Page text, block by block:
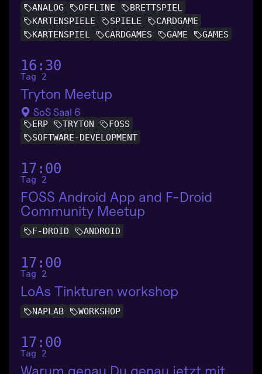
ANALOG OFFLINE
BRETTSPIEL
KARTENSPIELE
SPIELE
CARDGAME
KARTENSPIEL
CARDGAMES GAME GAMES
16:30
Tag 2
Tryton Meetup
SoS Saal 6
ERP TRYTON
FOSS
SOFTWARE-DEVELOPMENT
17:00
Tag 2
FOSS Android App and F-Droid
Community Meetup
F-DROID ANDROID
17:00
Tag 2
LoAs Tinkturen workshop
NAPLAB WORKSHOP
17:00
Tag 2
Warum genau Du genau jetzt mit